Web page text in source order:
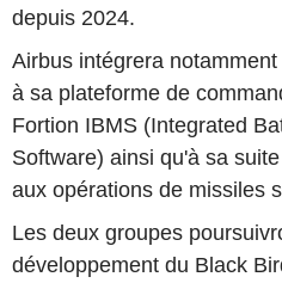
depuis 2024.
Airbus intégrera
à sa plateforme de
Fortion IBMS (Integrated
Software) ainsi qu'à sa
aux opérations de missiles
Les deux groupes
développement du Black